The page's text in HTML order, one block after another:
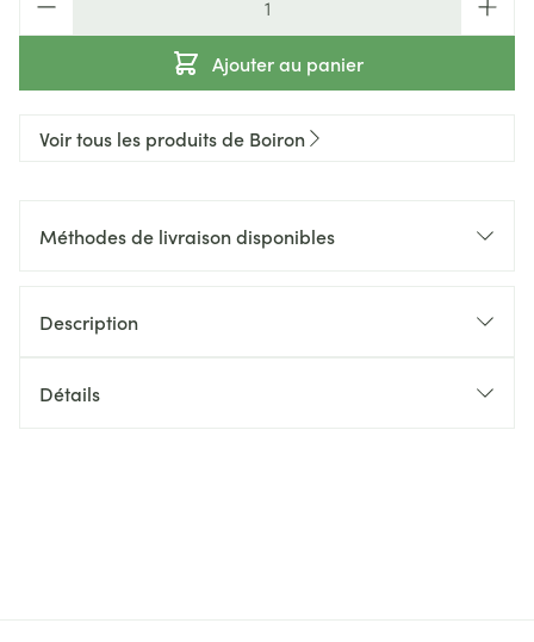
Ajouter au panier
Voir tous les produits de Boiron
Méthodes de livraison disponibles
Description
Détails